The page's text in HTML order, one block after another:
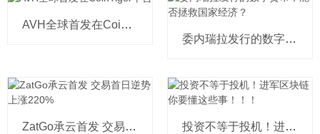
AVH全球首发在CoinTiger平台
委内瑞拉发行的数字货币，能否拯救国家经济？
ZatGo承云首发 交易首日逆势上涨220% 投资不等于投机！进军区块链你要懂这些事！！！